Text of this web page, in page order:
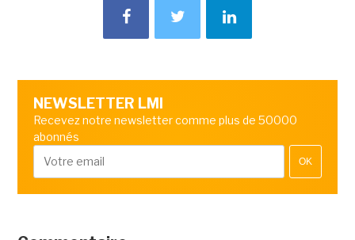
NEWSLETTER LMI
Recevez notre newsletter comme plus de 50000
abonnés
OK